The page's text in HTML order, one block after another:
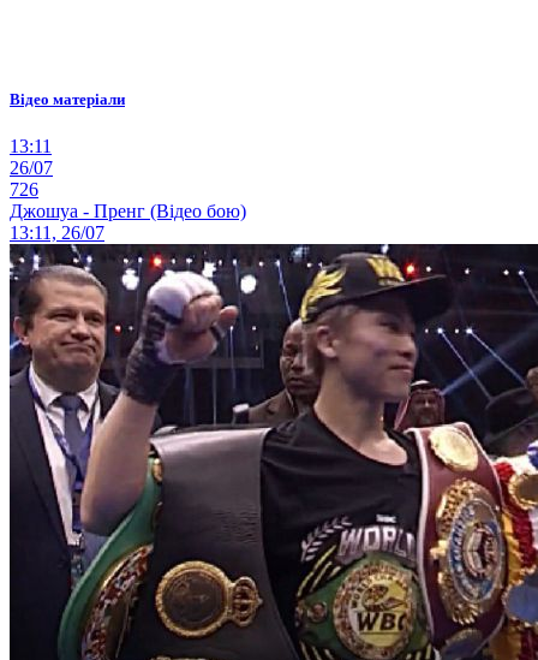
Відео матеріали
13:11
26/07
726
Джошуа - Пренг (Відео бою)
13:11, 26/07